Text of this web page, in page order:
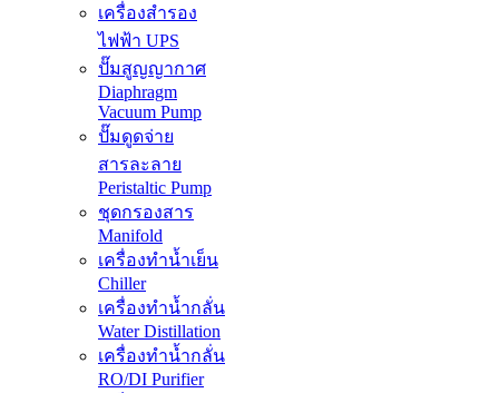
เครื่องสำรอง
ไฟฟ้า UPS
ปั๊มสูญญากาศ
Diaphragm
Vacuum Pump
ปั๊มดูดจ่าย
สารละลาย
Peristaltic Pump
ชุดกรองสาร
Manifold
เครื่องทำน้ำเย็น
Chiller
เครื่องทำน้ำกลั่น
Water Distillation
เครื่องทำน้ำกลั่น
RO/DI Purifier